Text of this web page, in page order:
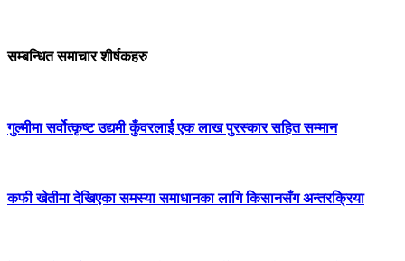
सम्बन्धित समाचार शीर्षकहरु
गुल्मीमा सर्वोत्कृष्ट उद्यमी कुँवरलार्ई एक लाख पुरस्कार सहित सम्मान
कफी खेतीमा देखिएका समस्या समाधानका लागि किसानसँग अन्तरक्रिया